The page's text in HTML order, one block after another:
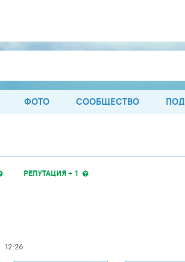
ФОТО СООБЩЕСТВО
РЕПУТАЦИЯ + 1
12:26